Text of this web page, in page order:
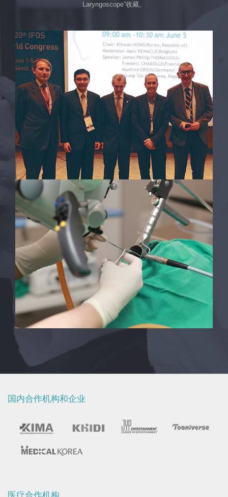
Laryngoscope”收藏。
国内合作机构和企业
医疗合作机构